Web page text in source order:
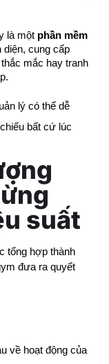
là một phần mềm
diện, cung cấp
mắc hay tranh
lý có thể dễ
bất cứ lúc
suất
tổng hợp thành
đưa ra quyết
về hoạt động của